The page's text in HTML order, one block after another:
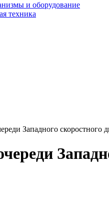
и оборудование
техника
Западного скоростного